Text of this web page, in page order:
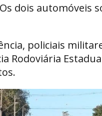
dois automóveis
policiais
Rodoviária